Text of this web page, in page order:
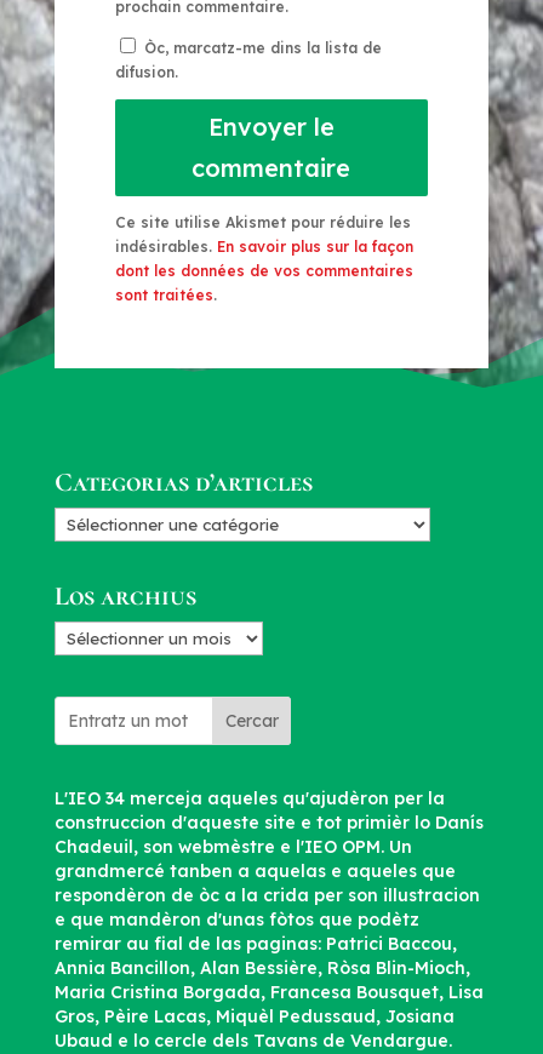
prochain commentaire.
Òc, marcatz-me dins la lista de
difusion.
Envoyer le
commentaire
Ce site utilise Akismet pour réduire les
indésirables. En savoir plus sur la façon
dont les données de vos commentaires
sont traitées.
Categorias d’articles
Categorias
Los archius
Los
Cercar
L'IEO 34 merceja aqueles qu'ajudèron per la
construccion d'aqueste site e tot primièr lo Danís
Chadeuil, son webmèstre e l'IEO OPM. Un
grandmercé tanben a aquelas e aqueles que
respondèron de òc a la crida per son illustracion
e que mandèron d'unas fòtos que podètz
remirar au fial de las paginas: Patrici Baccou,
Annia Bancillon, Alan Bessière, Ròsa Blin-Mioch,
Maria Cristina Borgada, Francesa Bousquet, Lisa
Gros, Pèire Lacas, Miquèl Pedussaud, Josiana
Ubaud e lo cercle dels Tavans de Vendargue.